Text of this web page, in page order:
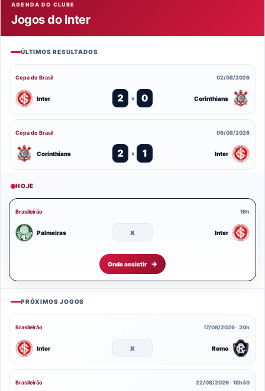
AGENDA DO CLUBE
Jogos do Inter
ÚLTIMOS RESULTADOS
Copa do Brasil 02/08/2026
Inter 2 x 0 Corinthians
Copa do Brasil 06/08/2026
Corinthians 2 x 1 Inter
HOJE
Brasileirão 16h
Palmeiras x Inter
Onde assistir
PRÓXIMOS JOGOS
Brasileirão 17/08/2026 · 20h
Inter x Remo
Brasileirão 22/08/2026 · 18h30